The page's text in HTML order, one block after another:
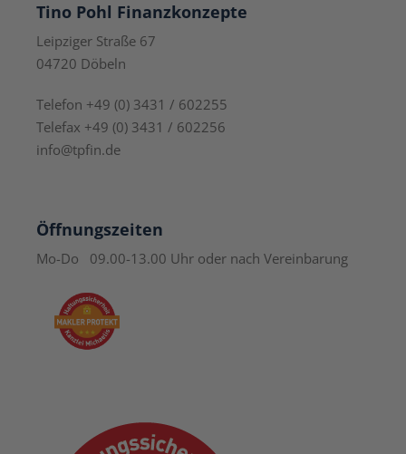
Tino Pohl Finanzkonzepte
Leipziger Straße 67
04720 Döbeln
Telefon +49 (0) 3431 / 602255
Telefax +49 (0) 3431 / 602256
info@tpfin.de
Öffnungszeiten
Mo-Do 09.00-13.00 Uhr oder nach Vereinbarung